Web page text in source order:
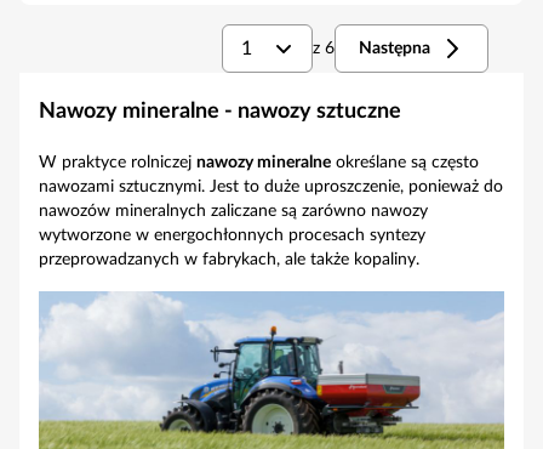
1 z 6 Następna
Nawozy mineralne - nawozy sztuczne
W praktyce rolniczej nawozy mineralne określane są często
nawozami sztucznymi. Jest to duże uproszczenie, ponieważ do
nawozów mineralnych zaliczane są zarówno nawozy
wytworzone w energochłonnych procesach syntezy
przeprowadzanych w fabrykach, ale także kopaliny.